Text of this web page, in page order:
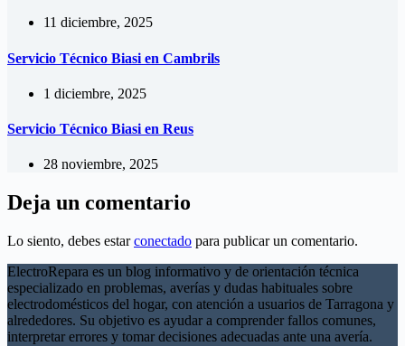
11 diciembre, 2025
Servicio Técnico Biasi en Cambrils
1 diciembre, 2025
Servicio Técnico Biasi en Reus
28 noviembre, 2025
Deja un comentario
Lo siento, debes estarconectado para publicar un comentario.
ElectroRepara es un blog informativo y de orientación técnica
especializado en problemas, averías y dudas habituales sobre
electrodomésticos del hogar, con atención a usuarios de Tarragona y
alrededores. Su objetivo es ayudar a comprender fallos comunes,
interpretar errores y tomar decisiones adecuadas ante una avería.